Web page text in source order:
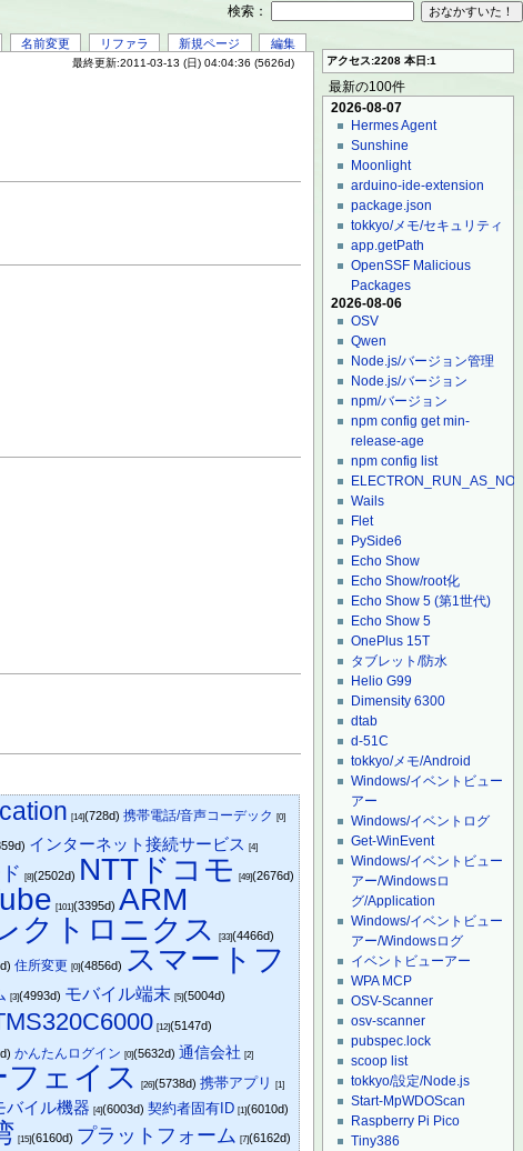
名前変更 リファラ 新規ページ 編集
最終更新:2011-03-13 (日) 04:04:36 (5626d)
[14](728d)携帯電話/音声コーデック [0]
インターネット接続サービス [4]
[8](2502d) NTTドコモ [49](2676d)
[101](3395d)ARM
クトロニクス [33](4466d)
住所変更 [0](4856d)
スマートフ
[3](4993d) モバイル端末 [5](5004d)
[12](5147d)
かんたんログイン [0](5632d)通信会社 [2]
ェイス [26](5738d)携帯アプリ [1]
バイル機器 [4](6003d)契約者固有ID [1](6010d)
[15](6160d) プラットフォーム [7](6162d)
アクセス:2208 本日:1
最新の100件
2026-08-07
Hermes Agent
Sunshine
Moonlight
arduino-ide-extension
package.json
tokkyo/メモ/セキュリティ
app.getPath
OpenSSF Malicious
Packages
2026-08-06
OSV
Qwen
Node.js/バージョン管理
Node.js/バージョン
npm/バージョン
npm config get min-
release-age
npm config list
Wails
Flet
PySide6
Echo Show
Echo Show/root化
Echo Show 5 (第1世代)
Echo Show 5
OnePlus 15T
タブレット/防水
Helio G99
Dimensity 6300
dtab
d-51C
tokkyo/メモ/Android
Windows/イベントビュー
アー
Windows/イベントログ
Get-WinEvent
Windows/イベントビュー
アー/Windowsロ
グ/Application
Windows/イベントビュー
アー/Windowsログ
イベントビューアー
WPA MCP
OSV-Scanner
osv-scanner
pubspec.lock
scoop list
tokkyo/設定/Node.js
Start-MpWDOScan
Raspberry Pi Pico
Tiny386
検索：